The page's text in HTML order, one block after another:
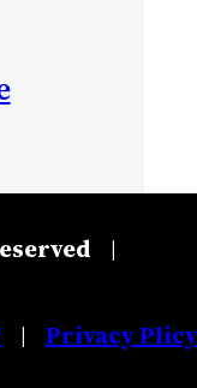
|
| Privacy Plicy